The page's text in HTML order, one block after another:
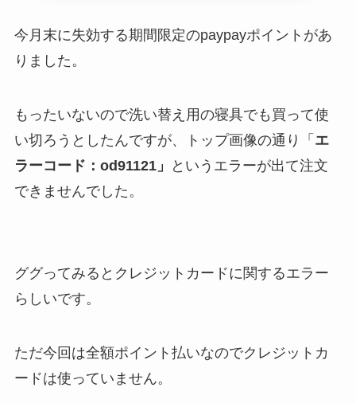
今月末に失効する期間限定のpaypayポイントがあ
りました。
もったいないので洗い替え用の寝具でも買って使
い切ろうとしたんですが、トップ画像の通り「 エ
ラーコード：od91121」
というエラーが出て注文
できませんでした。
ググってみるとクレジットカードに関するエラー
らしいです。
ただ今回は全額ポイント払いなのでクレジットカ
ードは使っていません。